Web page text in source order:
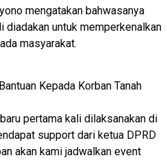
mengatakan bahwasanya
diadakan untuk memperkenalkan
masyarakat.
Kepada Korban Tanah
pertama kali dilaksanakan di
support dari ketua DPRD
akan kami jadwalkan event